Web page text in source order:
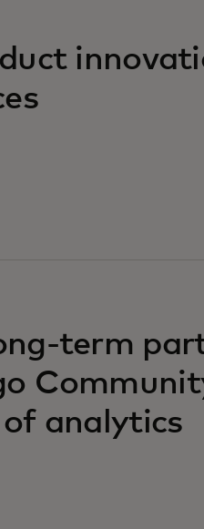
term
analytics